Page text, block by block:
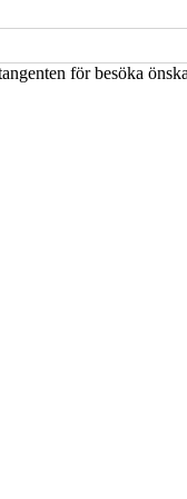
för besöka